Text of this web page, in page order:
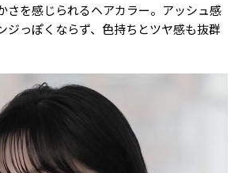
さを感じられるヘアカラー。アッシュ感
ジっぽくならず、色持ちとツヤ感も抜群